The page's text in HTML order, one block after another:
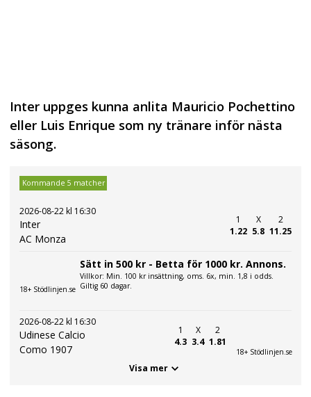
Inter uppges kunna anlita Mauricio Pochettino
eller Luis Enrique som ny tränare inför nästa
säsong.
Kommande 5 matcher
2026-08-22 kl 16:30
Inter
AC Monza
1
1.22
X
5.8
2
11.25
18+ Stödlinjen.se
Sätt in 500 kr - Betta för 1000 kr. Annons.
Villkor: Min. 100 kr insättning, oms. 6x, min. 1,8 i odds.
Giltig 60 dagar.
2026-08-22 kl 16:30
Udinese Calcio
Como 1907
1
4.3
X
3.4
2
1.81
18+ Stödlinjen.se
Visa mer